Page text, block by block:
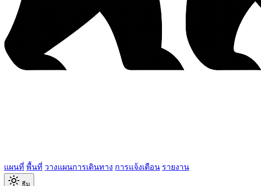
แผนที่ พื้นที่ วางแผนการเดินทาง การแจ้งเตือน รายงาน
ธีม